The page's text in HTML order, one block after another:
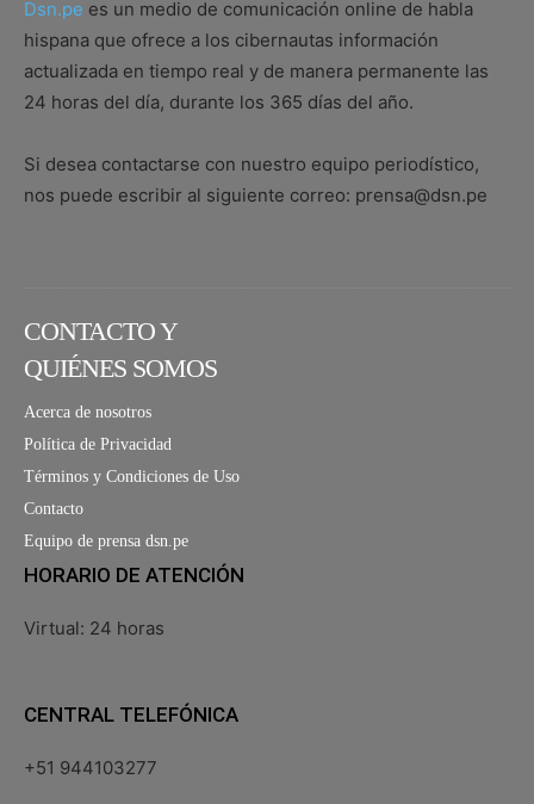
Dsn.pe es un medio de comunicación online de habla
hispana que ofrece a los cibernautas información
actualizada en tiempo real y de manera permanente las
24 horas del día, durante los 365 días del año.
Si desea contactarse con nuestro equipo periodístico,
nos puede escribir al siguiente correo: prensa@dsn.pe
CONTACTO Y
QUIÉNES SOMOS
Acerca de nosotros
Política de Privacidad
Términos y Condiciones de Uso
Contacto
Equipo de prensa dsn.pe
HORARIO DE ATENCIÓN
Virtual: 24 horas
CENTRAL TELEFÓNICA
+51 944103277